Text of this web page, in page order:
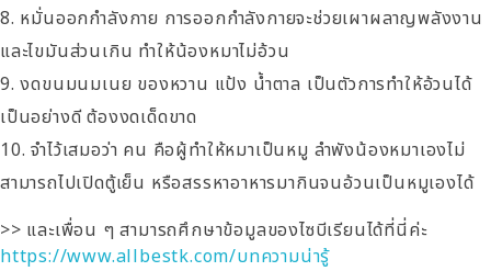
หมั่นออกกำลังกาย การออกกำลังกายจะช่วยเผาผลาญพลังงาน
และไขมันส่วนเกิน ทำให้น้องหมาไม่อ้วน
งดขนมนมเนย ของหวาน แป้ง น้ำตาล เป็นตัวการทำให้อ้วนได้
เป็นอย่างดี ต้องงดเด็ดขาด
จำไว้เสมอว่า คน คือผู้ทำให้หมาเป็นหมู ลำพังน้องหมาเองไม่
สามารถไปเปิดตู้เย็น หรือสรรหาอาหารมากินจนอ้วนเป็นหมูเองได้
>> และเพื่อน ๆ สามารถศึกษาข้อมูลของไซบีเรียนได้ที่นี่ค่ะ
https://www.allbestk.com/บทความน่ารู้